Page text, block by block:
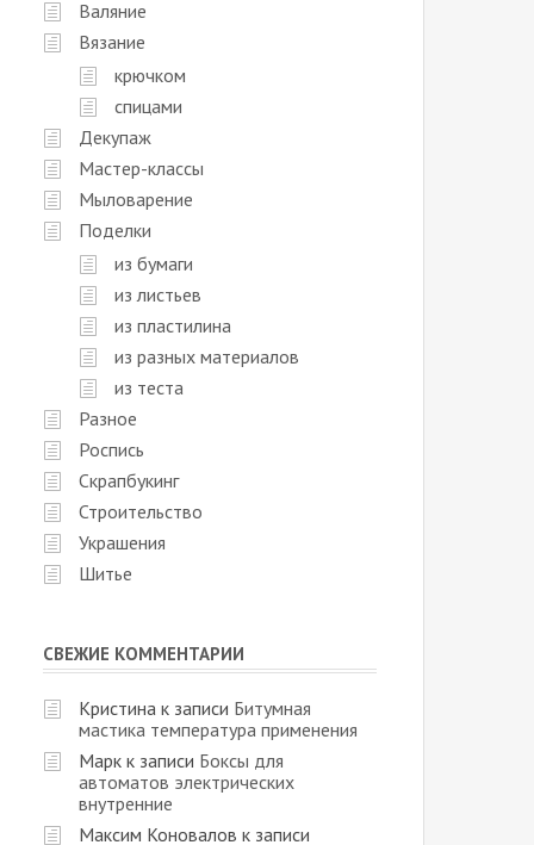
Валяние
Вязание
крючком
спицами
Декупаж
Мастер-классы
Мыловарение
Поделки
из бумаги
из листьев
из пластилина
из разных материалов
из теста
Разное
Роспись
Скрапбукинг
Строительство
Украшения
Шитье
СВЕЖИЕ КОММЕНТАРИИ
Кристина к записи Битумная
мастика температура применения
Марк к записи Боксы для
автоматов электрических
внутренние
Максим Коновалов к записи